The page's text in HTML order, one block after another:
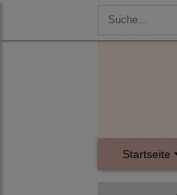
Startseite